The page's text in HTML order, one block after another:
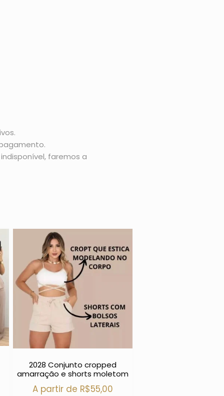
faremos a
2028 Conjunto cropped
amarração e shorts moletom
A partir de R$55,00